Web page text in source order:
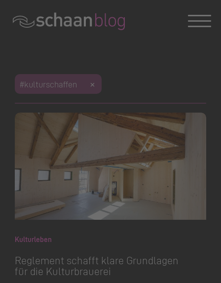
Fragen zum Blog oder zu einem Beitrag?
Sie erreichen uns unterblog@schaan.li
237 72 00.
Offizielle Webseite der Gemeinde Schaan|
Impressum
Datenschutz
Konversation wird geladen
Konversation wird geladen
Konversation wird geladen
Konversation wird geladen
Konversation wird geladen
#kulturschaffen
Kulturleben
Reglement schafft klare Grundlagen
für die Kulturbrauerei